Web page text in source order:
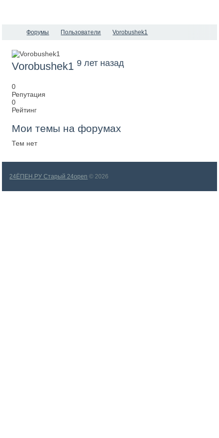
Форумы Пользователи Vorobushek1
Vorobushek1 9 лет назад
0
Репутация
0
Рейтинг
Мои темы на форумах
Тем нет
24ЁПЕН.РУ Старый 24open © 2026